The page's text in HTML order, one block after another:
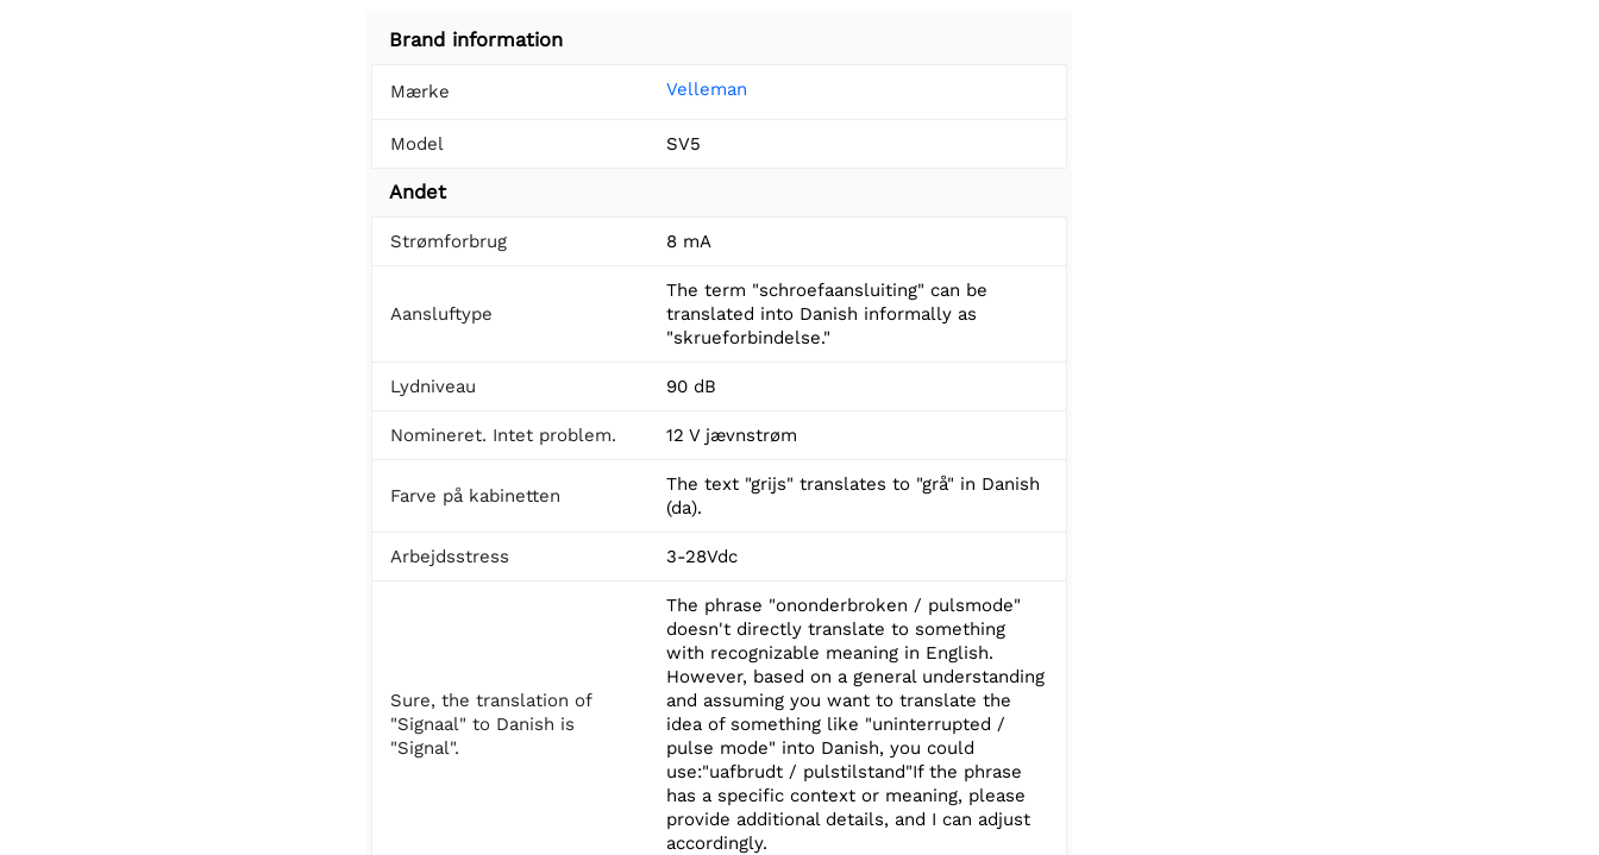
Brand information
Mærke Velleman
Model SV5
Andet
Strømforbrug 8 mA
Aansluftype
The term "schroefaansluiting" can be
translated into Danish informally as
"skrueforbindelse."
Lydniveau 90 dB
Nomineret. Intet problem. 12 V jævnstrøm
Farve på kabinetten
The text "grijs" translates to "grå" in Danish
(da).
Arbejdsstress 3-28Vdc
Sure, the translation of
"Signaal" to Danish is
"Signal".
The phrase "ononderbroken / pulsmode"
doesn't directly translate to something
with recognizable meaning in English.
However, based on a general understanding
and assuming you want to translate the
idea of something like "uninterrupted /
pulse mode" into Danish, you could
use:"uafbrudt / pulstilstand"If the phrase
has a specific context or meaning, please
provide additional details, and I can adjust
accordingly.